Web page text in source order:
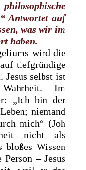
Antwortet auf
was wir im
haben.
wird die
tiefgründige
Jesus selbst ist
Im
„Ich bin der
niemand
mich“ (Joh
nicht als
bloßes Wissen
– Jesus